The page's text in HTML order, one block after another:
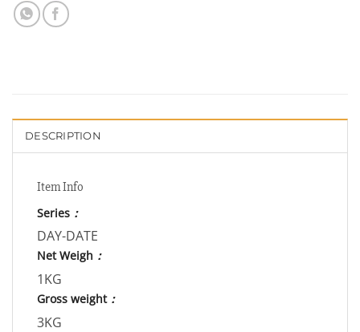
DESCRIPTION
Item Info
Series ：
DAY-DATE
Net Weigh ：
1KG
Gross weight：
3KG